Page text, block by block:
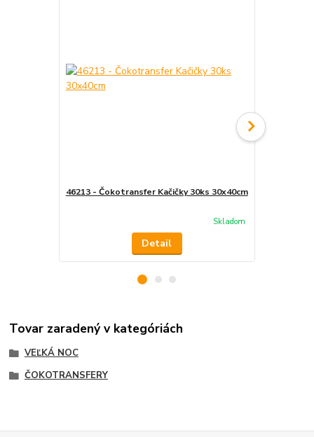
46213 - Čokotransfer Kačičky 30ks 30x40cm
Skladom
Detail
Tovar zaradený v kategóriách
VEĽKÁ NOC
ČOKOTRANSFERY